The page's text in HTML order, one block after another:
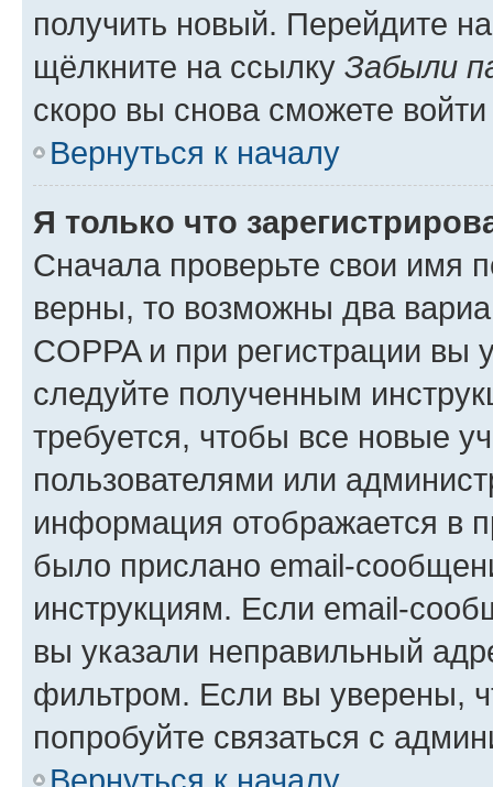
получить новый. Перейдите
щёлкните на ссылку Забыли
скоро вы снова сможете
Вернуться к началу
Я только что
Сначала проверьте свои имя
верны, то возможны два
COPPA и при регистрации вы
следуйте полученным
требуется, чтобы все новые
пользователями или
информация отображается в
было прислано email-
инструкциям. Если email-
вы указали неправильный
фильтром. Если вы уверены,
попробуйте связаться с
Вернуться к началу